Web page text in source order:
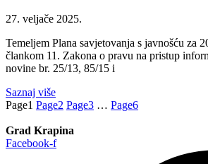
27. veljače 2025.
Temeljem Plana savjetovanja s javnošću za
člankom 11. Zakona o pravu na pristup
novine br. 25/13, 85/15 i
Saznaj više
Page1 Page2 Page3 … Page6
Grad Krapina
Facebook-f